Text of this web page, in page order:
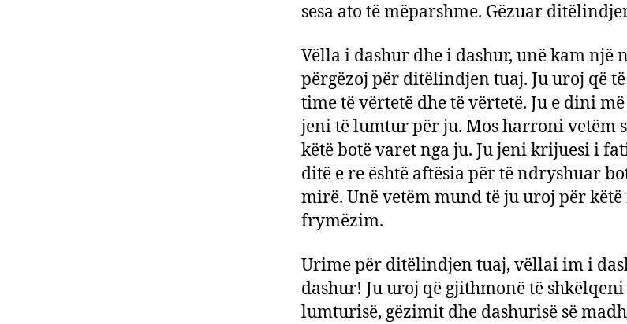
sesa ato të mëparshme. Gëzuar
Vëlla i dashur dhe i dashur, unë kam një
përgëzoj për ditëlindjen tuaj. Ju uroj që
time të vërtetë dhe të vërtetë. Ju e dini
jeni të lumtur për ju. Mos harroni vetëm
këtë botë varet nga ju. Ju jeni krijuesi i
ditë e re është aftësia për të ndryshuar
mirë. Unë vetëm mund të ju uroj për
frymëzim.
Urime për ditëlindjen tuaj, vëllai im i
dashur! Ju uroj që gjithmonë të
lumturisë, gëzimit dhe dashurisë së